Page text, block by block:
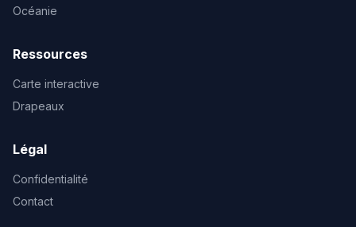
Océanie
Ressources
Carte interactive
Drapeaux
Légal
Confidentialité
Contact